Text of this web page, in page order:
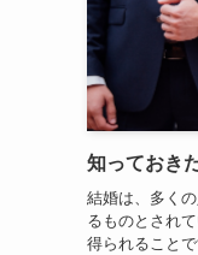
知っておき
結婚は、多く
るものとされ
得られること